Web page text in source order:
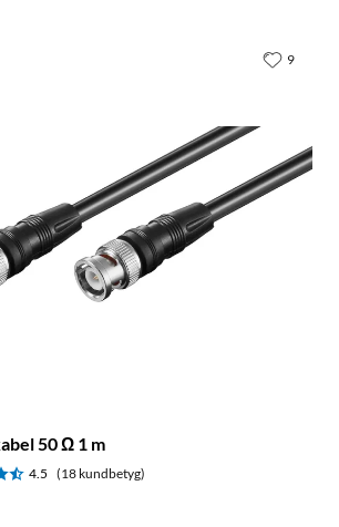
50 Ω 1 m
4.5 (18 kundbetyg)
9